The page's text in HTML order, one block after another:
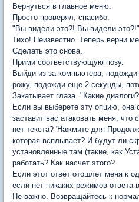
Вернуться в главное меню.
Просто проверял, спасибо.
"Вы видели это?! Вы видели это?!"
Тихо! Неизвестно. Теперь верни
Сделать это снова.
Прими соответствующую позу.
Выйди из-за компьютера,
рожу, подожди еще 2 секунды,
Закатывает глаза. "Какие
Если вы выберете эту опцию, она
заставит вас атаковать меня, что
нет текста? 'Нажмите для
которая всплывает? И будут ли
установленные там (такие, как
работать? Как насчет этого?
Если этот ответ отошлет меня к
если нет никаких режимов ответа
Не важно. Возвращайтесь к